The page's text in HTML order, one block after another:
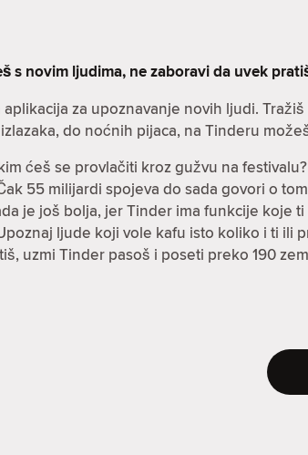
s novim ljudima, ne zaboravi da uvek
za upoznavanje novih ljudi.
do noćnih pijaca, na Tinderu
ćeš se provlačiti kroz gužvu na
55 milijardi spojeva do sada govori o
je još bolja, jer Tinder ima funkcije koje
ljude koji vole kafu isto koliko i ti
uzmi Tinder pasoš i poseti preko 190